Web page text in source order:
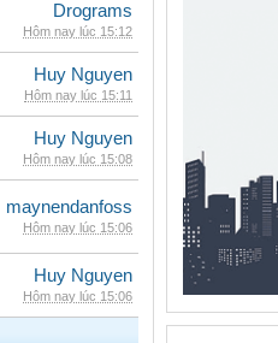
Drograms
Hôm nay lúc 15:12
Huy Nguyen
Hôm nay lúc 15:11
Huy Nguyen
Hôm nay lúc 15:08
maynendanfoss
Hôm nay lúc 15:06
Huy Nguyen
Hôm nay lúc 15:06